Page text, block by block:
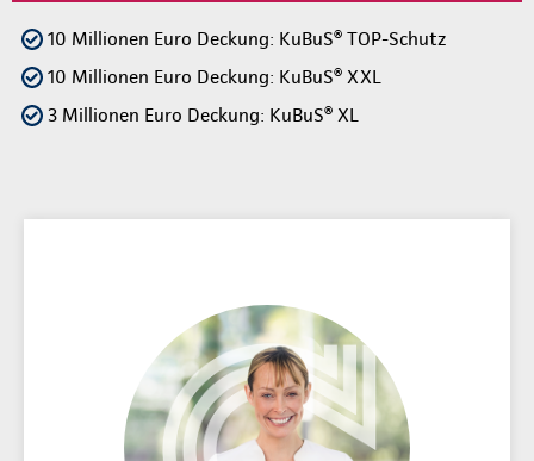
10 Millionen Euro Deckung: KuBuS® TOP-Schutz
10 Millionen Euro Deckung: KuBuS® XXL
3 Millionen Euro Deckung: KuBuS® XL